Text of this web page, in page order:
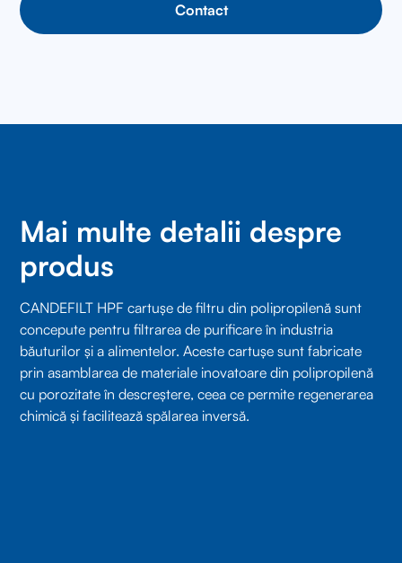
Contact
Mai multe detalii despre
produs
CANDEFILT HPF cartușe de filtru din polipropilenă sunt
concepute pentru filtrarea de purificare în industria
băuturilor și a alimentelor. Aceste cartușe sunt fabricate
prin asamblarea de materiale inovatoare din polipropilenă
cu porozitate în descreștere, ceea ce permite regenerarea
chimică și facilitează spălarea inversă.